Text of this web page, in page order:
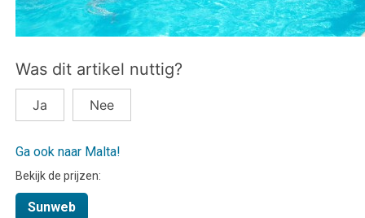
Was dit artikel nuttig?
Ja Nee
Ga ook naar Malta!
Bekijk de prijzen:
Sunweb